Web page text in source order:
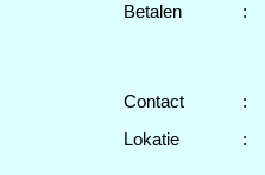
Betalen
:
Contact
:
Lokatie
: